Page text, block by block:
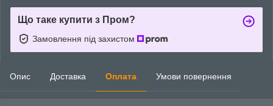
Що таке купити з Пром?
Замовлення під захистом
Опис Доставка Оплата Умови повернення